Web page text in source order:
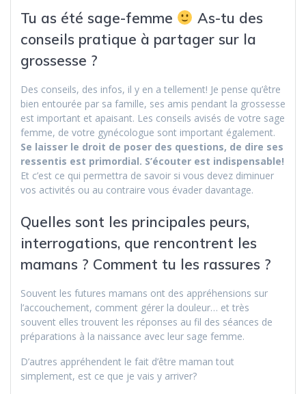
Tu as été sage-femme
As-tu des
conseils pratique à partager sur la
grossesse ?
Des conseils, des infos, il y en a tellement! Je pense qu’être
bien entourée par sa famille, ses amis pendant la grossesse
est important et apaisant. Les conseils avisés de votre sage
femme, de votre gynécologue sont important également.
Se laisser le droit de poser des questions, de dire ses
ressentis est primordial. S’écouter est indispensable!
Et c’est ce qui permettra de savoir si vous devez diminuer
vos activités ou au contraire vous évader davantage.
Quelles sont les principales peurs,
interrogations, que rencontrent les
mamans ? Comment tu les rassures ?
Souvent les futures mamans ont des appréhensions sur
l’accouchement, comment gérer la douleur… et très
souvent elles trouvent les réponses au fil des séances de
préparations à la naissance avec leur sage femme.
D’autres appréhendent le fait d’être maman tout
simplement, est ce que je vais y arriver?